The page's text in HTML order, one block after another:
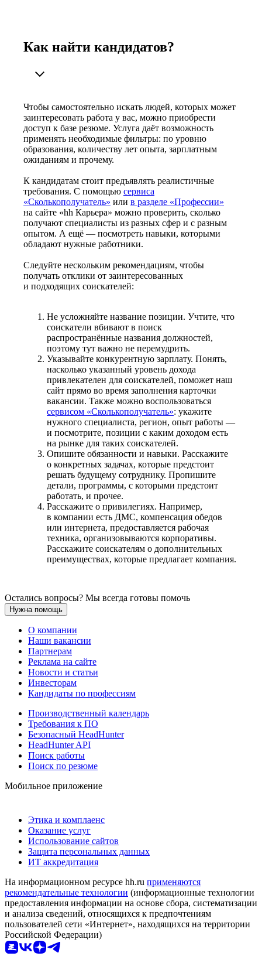
Как найти кандидатов?
Чтобы самостоятельно искать людей, которых может
заинтересовать работа у вас, можно приобрести
доступ к базе резюме. Услуга даёт возможность
применять необходимые фильтры: по уровню
образования, количеству лет опыта, зарплатным
ожиданиям и прочему.
К кандидатам стоит предъявлять реалистичные
требования. С помощью сервиса
«Сколькополучатель» или в разделе «Профессии»
на сайте «hh Карьера» можно проверить, сколько
получают специалисты из разных сфер и с разным
опытом. А ещё — посмотреть навыки, которыми
обладают нужные работники.
Следуйте нескольким рекомендациям, чтобы
получать отклики от заинтересованных
и подходящих соискателей:
Не усложняйте название позиции. Учтите, что
соискатели вбивают в поиск
распространённые названия должностей,
поэтому тут важно не перемудрить.
Указывайте конкурентную зарплату. Понять,
насколько указанный уровень дохода
привлекателен для соискателей, поможет наш
сайт прямо во время заполнения карточки
вакансии. Также можно воспользоваться
сервисом «Сколькополучатель»: укажите
нужного специалиста, регион, опыт работы —
и посмотрите, позиции с каким доходом есть
на рынке для таких соискателей.
Опишите обязанности и навыки. Расскажите
о конкретных задачах, которые предстоит
решать будущему сотруднику. Пропишите
детали, программы, с которыми предстоит
работать, и прочее.
Расскажите о привилегиях. Например,
в компании есть ДМС, компенсация обедов
или интернета, предоставляется рабочая
техника, организовываются корпоративы.
Расскажите соискателям о дополнительных
преимуществах, которые предлагает компания.
Остались вопросы? Мы всегда готовы помочь
Нужна помощь
О компании
Наши вакансии
Партнерам
Реклама на сайте
Новости и статьи
Инвесторам
Кандидаты по профессиям
Производственный календарь
Требования к ПО
Безопасный HeadHunter
HeadHunter API
Поиск работы
Поиск по резюме
Мобильное приложение
Этика и комплаенс
Оказание услуг
Использование сайтов
Защита персональных данных
ИТ аккредитация
На информационном ресурсе hh.ru применяются
рекомендательные технологии (информационные технологии
предоставления информации на основе сбора, систематизации
и анализа сведений, относящихся к предпочтениям
пользователей сети «Интернет», находящихся на территории
Российской Федерации)